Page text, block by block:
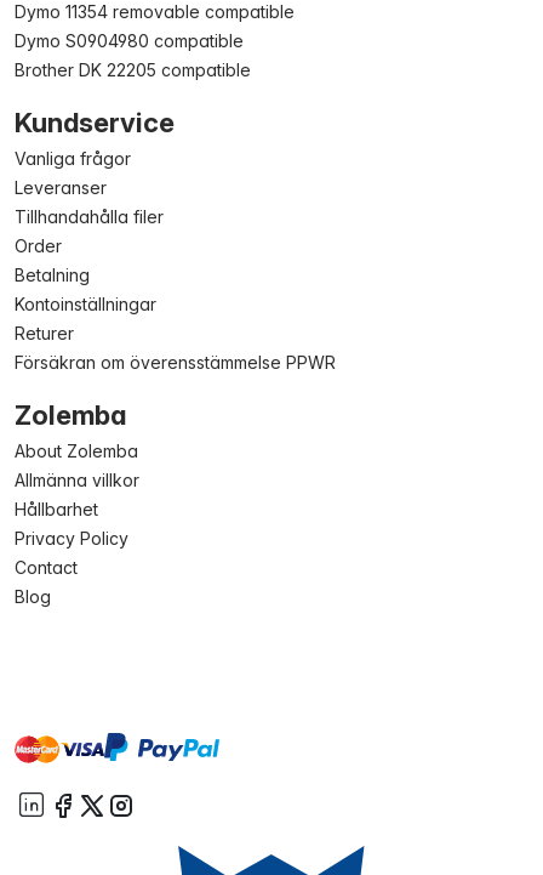
Dymo 11354 removable compatible
Dymo S0904980 compatible
Brother DK 22205 compatible
Kundservice
Vanliga frågor
Leveranser
Tillhandahålla filer
Order
Betalning
Kontoinställningar
Returer
Försäkran om överensstämmelse PPWR
Zolemba
About Zolemba
Allmänna villkor
Hållbarhet
Privacy Policy
Contact
Blog
mastervisa paypal